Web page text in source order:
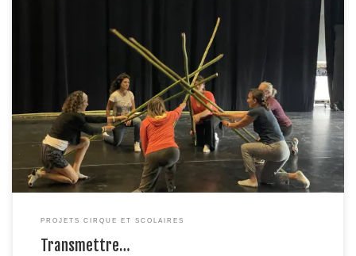
Une journée de formation en direction des Conseillers Pédagogiques de
Circonscription animée par Lucie Boulay (Cie Le Grand Raymond) Dans le
cadre des liens étroits que nous tenons à entretenir avec le milieu
enseignant, Lucie Boulay animait, le 10 juin dernier, une journée de
formation en direction des conseillers pédagogiques. […]
PROJETS CIRQUE ET SCOLAIRES
Transmettre…